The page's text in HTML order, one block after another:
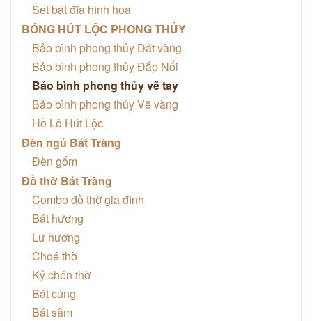
Set bát đĩa hình hoa
BÓNG HÚT LỘC PHONG THỦY
Bảo bình phong thủy Dát vàng
Bảo bình phong thủy Đắp Nổi
Bảo bình phong thủy vẽ tay
Bảo bình phong thủy Vẽ vàng
Hồ Lô Hút Lộc
Đèn ngủ Bát Tràng
Đèn gốm
Đồ thờ Bát Tràng
Combo đồ thờ gia đình
Bát hương
Lư hương
Choé thờ
Kỷ chén thờ
Bát cúng
Bát sâm